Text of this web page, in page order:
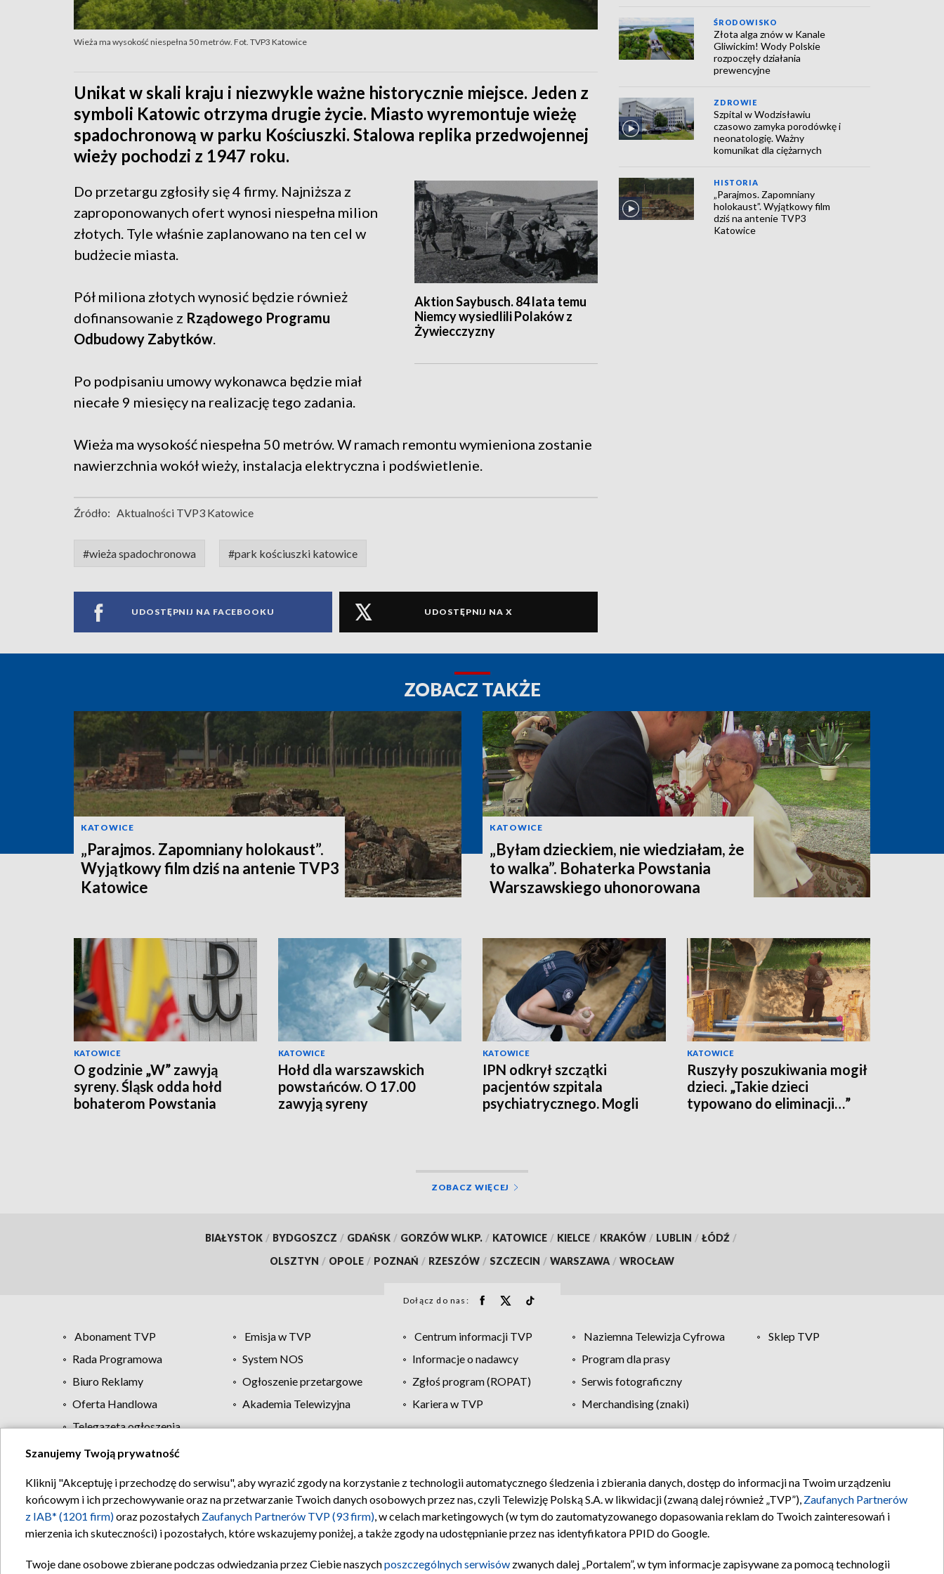
Wieża ma wysokość niespełna 50 metrów. Fot. TVP3 Katowice
Unikat w skali kraju i niezwykle ważne historycznie miejsce. Jeden z
symboli Katowic otrzyma drugie życie. Miasto wyremontuje wieżę
spadochronową w parku Kościuszki. Stalowa replika przedwojennej
wieży pochodzi z 1947 roku.
Aktion Saybusch. 84 lata temu
Niemcy wysiedlili Polaków z
Żywiecczyzny
Do przetargu zgłosiły się 4 firmy. Najniższa z
zaproponowanych ofert wynosi niespełna milion
złotych. Tyle właśnie zaplanowano na ten cel w
budżecie miasta.
Pół miliona złotych wynosić będzie również
dofinansowanie z Rządowego Programu
Odbudowy Zabytków
Po podpisaniu umowy wykonawca będzie miał
niecałe 9 miesięcy na realizację tego zadania.
Wieża ma wysokość niespełna 50 metrów. W ramach remontu wymieniona zostanie
nawierzchnia wokół wieży, instalacja elektryczna i podświetlenie.
Źródło: Aktualności TVP3 Katowice
#wieża spadochronowa #park kościuszki katowice
UDOSTĘPNIJ NA FACEBOOKU UDOSTĘPNIJ NA X
ŚRODOWISKO
Złota alga znów w Kanale
Gliwickim! Wody Polskie
rozpoczęły działania
prewencyjne
ZDROWIE
Szpital w Wodzisławiu
czasowo zamyka porodówkę i
neonatologię. Ważny
komunikat dla ciężarnych
HISTORIA
„Parajmos. Zapomniany
holokaust”. Wyjątkowy film
dziś na antenie TVP3
Katowice
ZOBACZ TAKŻE
KATOWICE
„Parajmos. Zapomniany holokaust”.
Wyjątkowy film dziś na antenie TVP3
Katowice
KATOWICE
„Byłam dzieckiem, nie wiedziałam, że
to walka”. Bohaterka Powstania
Warszawskiego uhonorowana
KATOWICE
O godzinie „W” zawyją
syreny. Śląsk odda hołd
bohaterom Powstania
KATOWICE
Hołd dla warszawskich
powstańców. O 17.00
zawyją syreny
KATOWICE
IPN odkrył szczątki
pacjentów szpitala
psychiatrycznego. Mogli
KATOWICE
Ruszyły poszukiwania mogił
dzieci. „Takie dzieci
typowano do eliminacji…”
ZOBACZ WIĘCEJ
BIAŁYSTOK / BYDGOSZCZ / GDAŃSK / GORZÓW WLKP. / KATOWICE / KIELCE / KRAKÓW / LUBLIN / ŁÓDŹ /
OLSZTYN / OPOLE / POZNAŃ / RZESZÓW / SZCZECIN / WARSZAWA / WROCŁAW
Dołącz do nas:
Abonament TVP Emisja w TVP Centrum informacji TVP Naziemna Telewizja Cyfrowa
Sklep TVP
Rada Programowa
System NOS Informacje o nadawcy
Program dla prasy
Biuro Reklamy
Ogłoszenie przetargowe Zgłoś program (ROPAT)
Serwis fotograficzny
Oferta Handlowa
Akademia Telewizyjna Kariera w TVP
Merchandising (znaki)
Telegazeta ogłoszenia
Regulamin TVP Polityka prywatności Moje zgody Pomoc Biuro reklamy Kontakt
Szanujemy Twoją prywatność
Kliknij "Akceptuję i przechodzę do serwisu", aby wyrazić zgody na korzystanie z technologii automatycznego śledzenia i zbierania danych, dostęp do informacji na Twoim urządzeniu
końcowym i ich przechowywanie oraz na przetwarzanie Twoich danych osobowych przez nas, czyli Telewizję Polską S.A. w likwidacji (zwaną dalej również „TVP”), Zaufanych Partnerów
z IAB* (1201 firm)oraz pozostałych Zaufanych Partnerów TVP (93 firm), w celach marketingowych (w tym do zautomatyzowanego dopasowania reklam do Twoich zainteresowań i
mierzenia ich skuteczności) i pozostałych, które wskazujemy poniżej, a także zgody na udostępnianie przez nas identyfikatora PPID do Google.
Twoje dane osobowe zbierane podczas odwiedzania przez Ciebie naszychposzczególnych serwisów zwanych dalej „Portalem”, w tym informacje zapisywane za pomocą technologii